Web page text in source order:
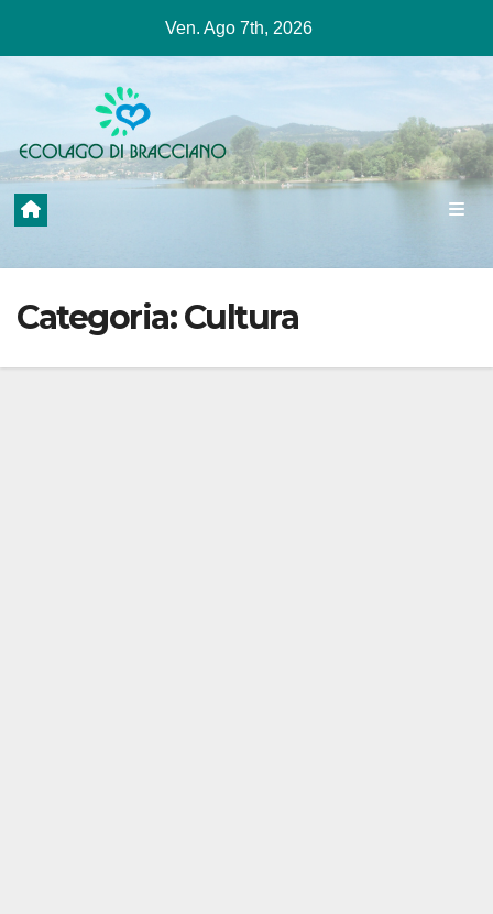
contenuto
Ven. Ago 7th, 2026
Categoria:Cultura